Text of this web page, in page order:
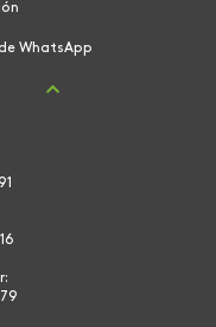
WhatsApp